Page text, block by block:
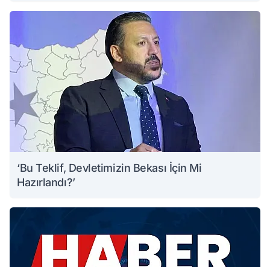
‘Bu Teklif, Devletimizin Bekası İçin Mi
Hazırlandı?’